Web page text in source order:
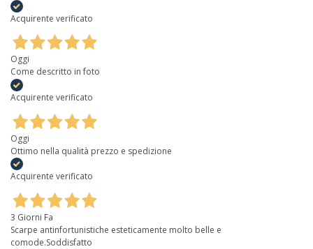
Acquirente verificato
Oggi
Come descritto in foto
Acquirente verificato
Oggi
Ottimo nella qualità prezzo e spedizione
Acquirente verificato
3 Giorni Fa
Scarpe antinfortunistiche esteticamente molto belle e
comode.Soddisfatto